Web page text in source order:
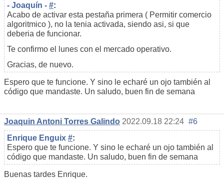
- Joaquín - #:
Acabo de activar esta pestaña primera ( Permitir comercio
algoritmico ), no la tenia activada, siendo asi, si que
deberia de funcionar.
Te confirmo el lunes con el mercado operativo.
Gracias, de nuevo.
Espero que te funcione. Y sino le echaré un ojo también al
código que mandaste. Un saludo, buen fin de semana
Joaquin Antoni Torres Galindo 2022.09.18 22:24 #6
Enrique Enguix #:
Espero que te funcione. Y sino le echaré un ojo también al
código que mandaste. Un saludo, buen fin de semana
Buenas tardes Enrique.